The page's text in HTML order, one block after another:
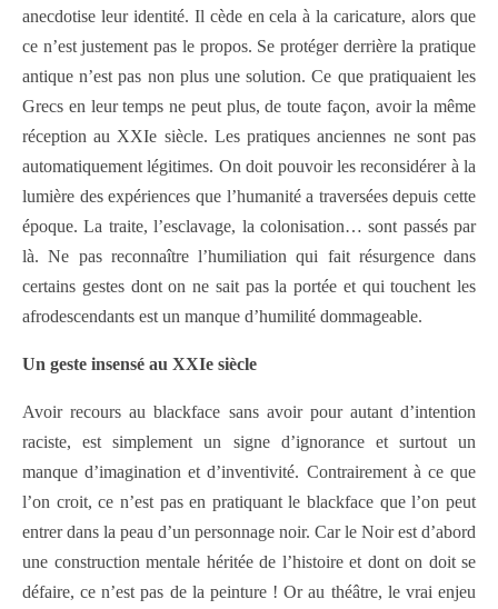
anecdotise leur identité. Il cède en cela à la caricature, alors que
ce n’est justement pas le propos. Se protéger derrière la pratique
antique n’est pas non plus une solution. Ce que pratiquaient les
Grecs en leur temps ne peut plus, de toute façon, avoir la même
réception au XXIe siècle. Les pratiques anciennes ne sont pas
automatiquement légitimes. On doit pouvoir les reconsidérer à la
lumière des expériences que l’humanité a traversées depuis cette
époque. La traite, l’esclavage, la colonisation… sont passés par
là. Ne pas reconnaître l’humiliation qui fait résurgence dans
certains gestes dont on ne sait pas la portée et qui touchent les
afrodescendants est un manque d’humilité dommageable.
Un geste insensé au XXIe siècle
Avoir recours au blackface sans avoir pour autant d’intention
raciste, est simplement un signe d’ignorance et surtout un
manque d’imagination et d’inventivité. Contrairement à ce que
l’on croit, ce n’est pas en pratiquant le blackface que l’on peut
entrer dans la peau d’un personnage noir. Car le Noir est d’abord
une construction mentale héritée de l’histoire et dont on doit se
défaire, ce n’est pas de la peinture ! Or au théâtre, le vrai enjeu